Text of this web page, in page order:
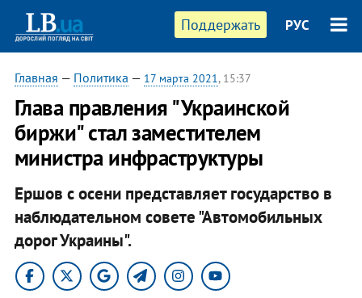
Поддержать РУС
Главная — Политика — 17 марта 2021, 15:37
Глава правления "Украинской
биржи" стал заместителем
министра инфраструктуры
Ершов с осени представляет государство в
наблюдательном совете "Автомобильных
дорог Украины".